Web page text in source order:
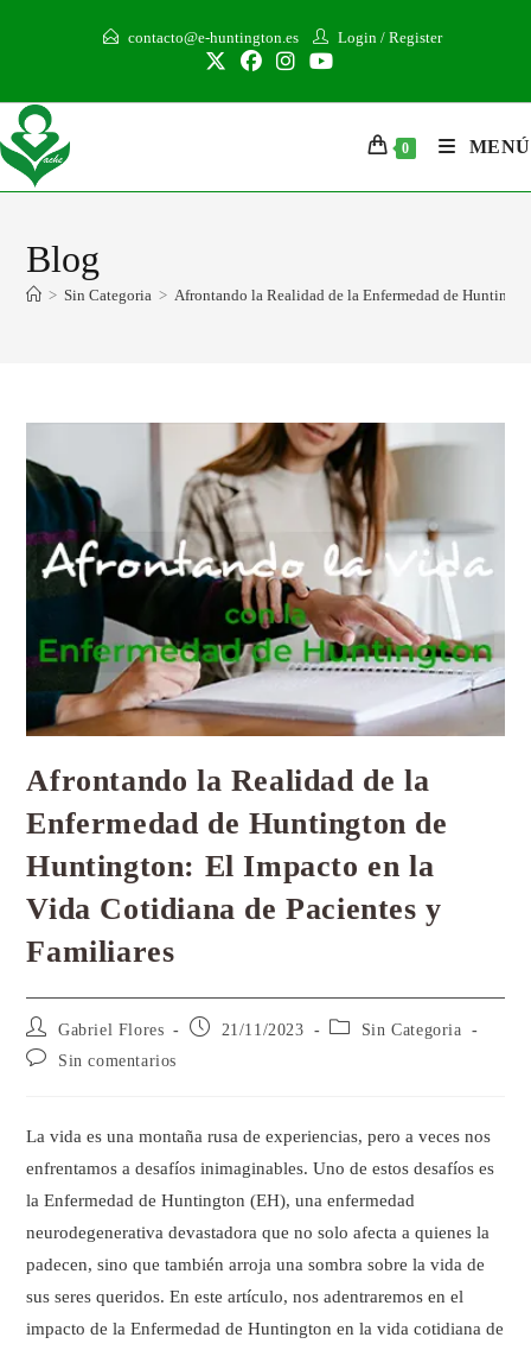
contacto@e-huntington.es Login / Register
0 MENÚ
Blog
> Sin Categoria > Afrontando la Realidad de la Enfermedad de
Afrontando la Realidad de la
Enfermedad de Huntington de
Huntington: El Impacto en la
Vida Cotidiana de Pacientes y
Familiares
Gabriel Flores 21/11/2023
Sin Categoria
Sin comentarios
La vida es una montaña rusa de experiencias, pero a veces nos
enfrentamos a desafíos inimaginables. Uno de estos desafíos es
la Enfermedad de Huntington (EH), una enfermedad
neurodegenerativa devastadora que no solo afecta a quienes la
padecen, sino que también arroja una sombra sobre la vida de
sus seres queridos. En este artículo, nos adentraremos en el
impacto de la Enfermedad de Huntington en la vida cotidiana de